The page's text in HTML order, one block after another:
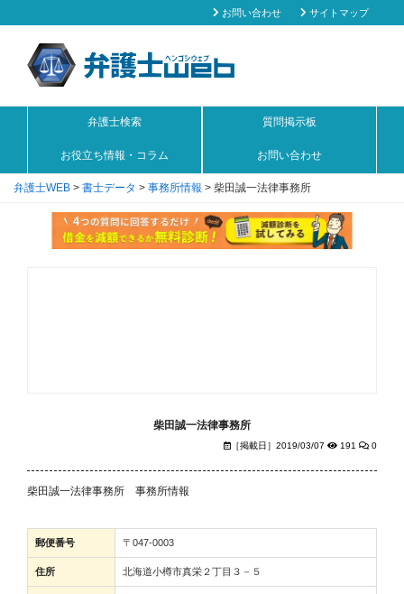
お問い合わせ サイトマップ
弁護士検索 質問掲示板
お役立ち情報・コラム お問い合わせ
弁護士WEB > 書士データ > 事務所情報 > 柴田誠一法律事務所
柴田誠一法律事務所
［掲載日］2019/03/07 191 0
柴田誠一法律事務所 事務所情報
郵便番号 〒047-0003
住所 北海道小樽市真栄２丁目３－５